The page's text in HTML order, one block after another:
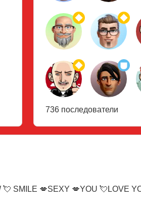
736 последователи
SMILE 💋SEXY 💋YOU 💘LOVE